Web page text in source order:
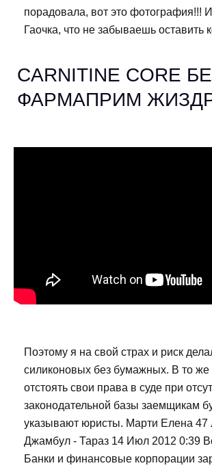
порадовала, вот это фотография!!!
Гаочка, что не забываешь оставить
CARNITINE CORE
ФАРМАПРИМ
Поэтому я на свой страх и риск
силиконовых без бумажных. В то же
отстоять свои права в суде при
законодательной базы заемщикам
указывают юристы. Марти Елена 47
Джамбул - Тараз 14 Июл 2012 0:39
Банки и финансовые корпорации